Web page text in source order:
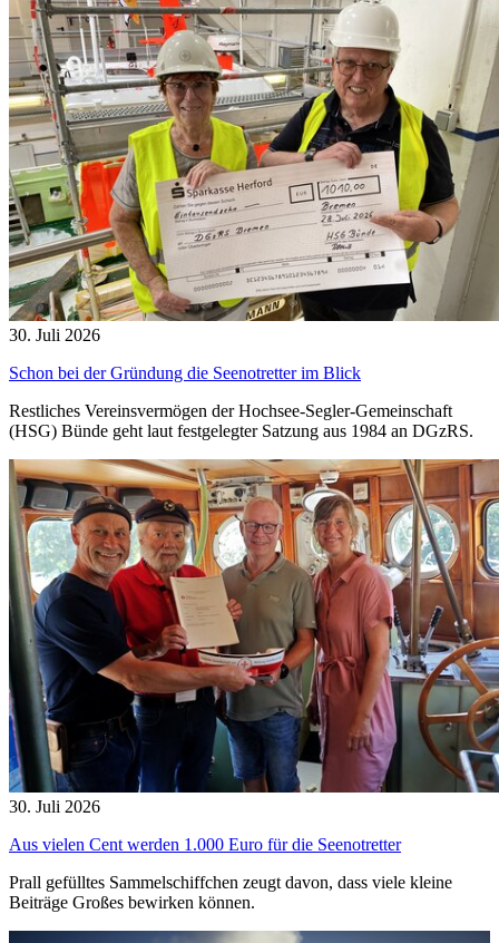
30. Juli 2026
Schon bei der Gründung die Seenotretter im Blick
Restliches Vereinsvermögen der Hochsee-Segler-Gemeinschaft
(HSG) Bünde geht laut festgelegter Satzung aus 1984 an DGzRS.
30. Juli 2026
Aus vielen Cent werden 1.000 Euro für die Seenotretter
Prall gefülltes Sammelschiffchen zeugt davon, dass viele kleine
Beiträge Großes bewirken können.